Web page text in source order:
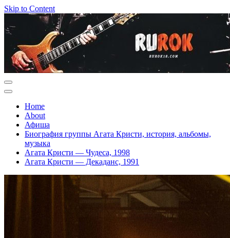
Skip to Content
Home
About
Афиша
Биография группы Агата Кристи, история, альбомы,
музыка
Агата Кристи — Чудеса, 1998
Агата Кристи — Декаданс, 1991